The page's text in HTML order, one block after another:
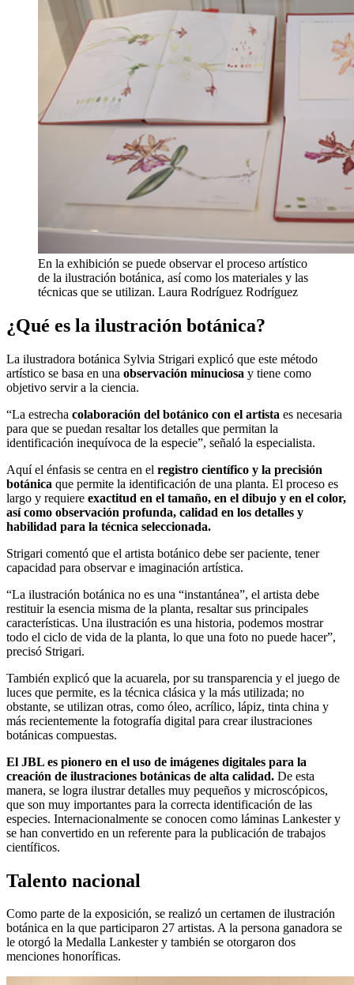
En la exhibición se puede observar el proceso artístico
de la ilustración botánica, así como los materiales y las
técnicas que se utilizan. Laura Rodríguez Rodríguez
¿Qué es la ilustración botánica?
La ilustradora botánica Sylvia Strigari explicó que este método
artístico se basa en una observación minuciosa y tiene como
objetivo servir a la ciencia.
“La estrecha colaboración del botánico con el artista es necesaria
para que se puedan resaltar los detalles que permitan la
identificación inequívoca de la especie”, señaló la especialista.
Aquí el énfasis se centra en el registro científico y la precisión
botánica que permite la identificación de una planta. El proceso es
largo y requiere exactitud en el tamaño, en el dibujo y en el color,
así como observación profunda, calidad en los detalles y
habilidad para la técnica seleccionada.
Strigari comentó que el artista botánico debe ser paciente, tener
capacidad para observar e imaginación artística.
“La ilustración botánica no es una “instantánea”, el artista debe
restituir la esencia misma de la planta, resaltar sus principales
características. Una ilustración es una historia, podemos mostrar
todo el ciclo de vida de la planta, lo que una foto no puede hacer”,
precisó Strigari.
También explicó que la acuarela, por su transparencia y el juego de
luces que permite, es la técnica clásica y la más utilizada; no
obstante, se utilizan otras, como óleo, acrílico, lápiz, tinta china y
más recientemente la fotografía digital para crear ilustraciones
botánicas compuestas.
El JBL es pionero en el uso de imágenes digitales para la
creación de ilustraciones botánicas de alta calidad. De esta
manera, se logra ilustrar detalles muy pequeños y microscópicos,
que son muy importantes para la correcta identificación de las
especies. Internacionalmente se conocen como láminas Lankester y
se han convertido en un referente para la publicación de trabajos
científicos.
Talento nacional
Como parte de la exposición, se realizó un certamen de ilustración
botánica en la que participaron 27 artistas. A la persona ganadora se
le otorgó la Medalla Lankester y también se otorgaron dos
menciones honoríficas.